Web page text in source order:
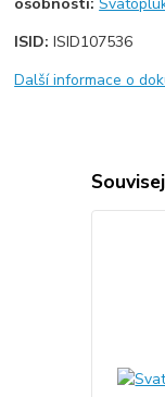
ISID:ISID107536
Další informace o